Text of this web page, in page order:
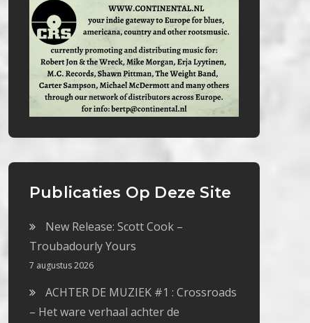
Publicaties Op Deze Site
New Release: Scott Cook –
Troubadourly Yours
7 augustus 2026
ACHTER DE MUZIEK #1 : Crossroads
– Het ware verhaal achter de